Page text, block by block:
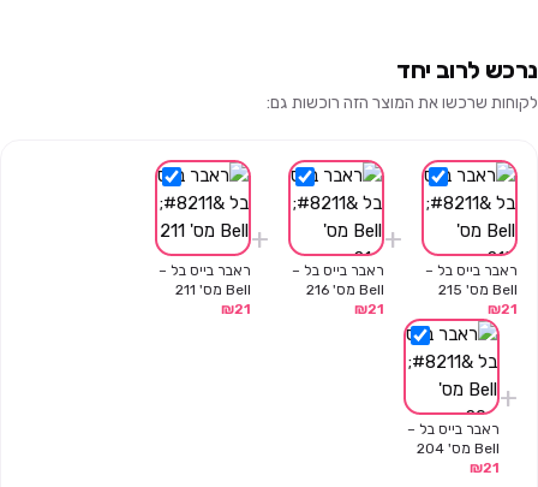
נרכש לרוב יחד
לקוחות שרכשו את המוצר הזה רוכשות גם:
ראבר בייס בל –
Bell מס' 215
₪21
+
ראבר בייס בל –
Bell מס' 216
₪21
+
ראבר בייס בל –
Bell מס' 211
₪21
+
ראבר בייס בל –
Bell מס' 204
₪21